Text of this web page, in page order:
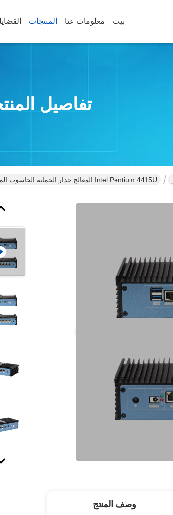
بيت معلومات عنا المنتجات القضايا
تفاصيل
Intel Pentium 4415U المعالج جدار الحماية الحاسوب المصغر مع نظام التبريد بدون مروحة 6 Ethernet
وصف المنتج